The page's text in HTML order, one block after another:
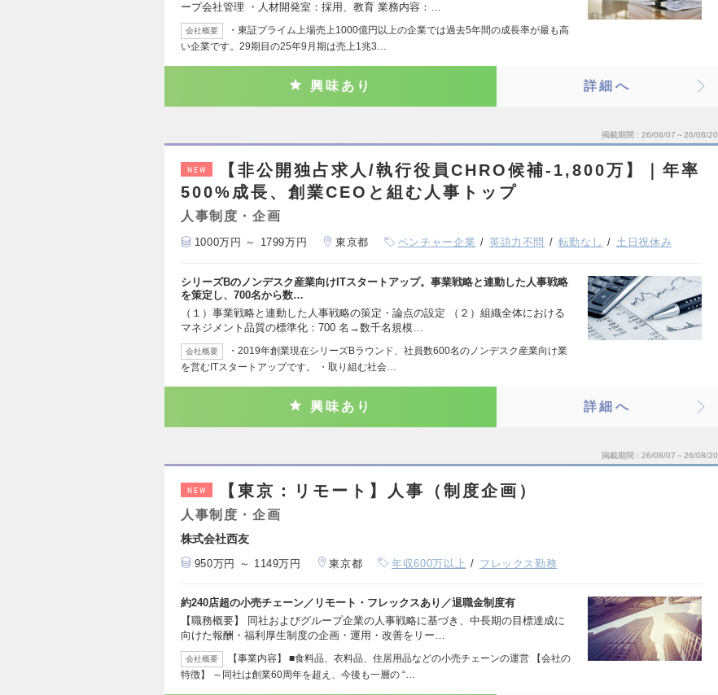
ープ会社管理 ・人材開発室：採用、教育 業務内容：…
会社概要
・東証プライム上場売上1000億円以上の企業では過去5年間の成長率が最も高
い企業です。29期目の25年9月期は売上1兆3…
興味あり 詳細へ
掲載期間 26/08/07～26/08/20
NEW
【非公開独占求人/執行役員CHRO候補-1,800万】｜年率
500%成長、創業CEOと組む人事トップ
人事制度・企画
1000万円 ～ 1799万円 東京都 ベンチャー企業 英語力不問 転勤なし 土日祝休み
シリーズBのノンデスク産業向けITスタートアップ。事業戦略と連動した人事戦略
を策定し、700名から数…
（１）事業戦略と連動した人事戦略の策定・論点の設定 （２）組織全体における
マネジメント品質の標準化：700 名→数千名規模…
会社概要
・2019年創業現在シリーズBラウンド、社員数600名のノンデスク産業向け業
を営むITスタートアップです。 ・取り組む社会…
興味あり 詳細へ
掲載期間 26/08/07～26/08/20
NEW 【東京：リモート】人事（制度企画）
人事制度・企画
株式会社西友
950万円 ～ 1149万円 東京都 年収600万以上 フレックス勤務
約240店超の小売チェーン／リモート・フレックスあり／退職金制度有
【職務概要】 同社およびグループ企業の人事戦略に基づき、中長期の目標達成に
向けた報酬・福利厚生制度の企画・運用・改善をリー…
会社概要
【事業内容】 ■食料品、衣料品、住居用品などの小売チェーンの運営 【会社の
特徴】 ～同社は創業60周年を超え、今後も一層の “…